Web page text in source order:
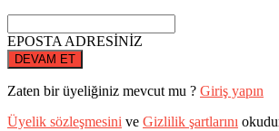
EPOSTA ADRESİNİZ
DEVAM ET
Zaten bir üyeliğiniz mevcut mu ? Giriş yapın
Üyelik sözleşmesini ve Gizlilik şartlarını